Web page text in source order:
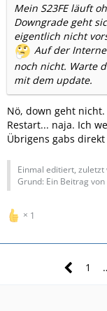
Mein S23FE läuft
Downgrade geht
eigentlich nicht
Auf der
noch nicht. Warte
mit dem update.
Nö, down geht
Restart... naja. Ich
Übrigens gabs
Einmal editiert, zuletzt
Grund: Ein Beitrag
1
1